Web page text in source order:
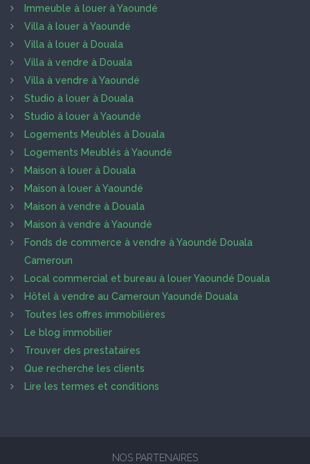
Immeuble à louer à Yaoundé
Villa à louer à Yaoundé
Villa à louer à Douala
Villa à vendre à Douala
Villa à vendre à Yaoundé
Studio à louer à Douala
Studio à louer à Yaoundé
Logements Meublés à Douala
Logements Meublés à Yaoundé
Maison à louer à Douala
Maison à louer à Yaoundé
Maison à vendre à Douala
Maison à vendre à Yaoundé
Fonds de commerce à vendre à Yaoundé Douala
Cameroun
Local commercial et bureau à louer Yaoundé Douala
Hôtel à vendre au Cameroun Yaoundé Douala
Toutes les offres immobilières
Le blog immobilier
Trouver des prestataires
Que recherche les clients
Lire les termes et conditions
NOS PARTENAIRES